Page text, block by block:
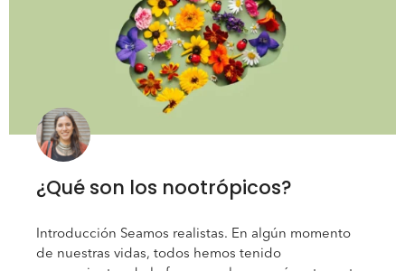
¿Qué son los nootrópicos?
Introducción Seamos realistas. En algún momento
de nuestras vidas, todos hemos tenido